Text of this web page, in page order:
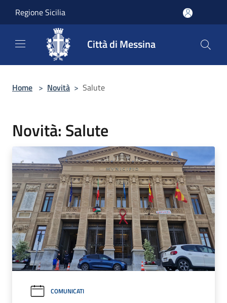
Regione Sicilia
Città di Messina
Home > Novità > Salute
Novità: Salute
COMUNICATI